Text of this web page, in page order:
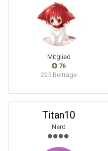
Mitglied
76
225 Beiträge
Titan10
Nerd